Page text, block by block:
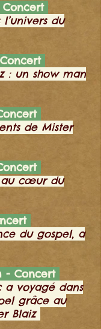
du
: un show man
de Mister
au cœur du
du gospel, a
- Concert
a voyagé dans
grâce au
Blaiz